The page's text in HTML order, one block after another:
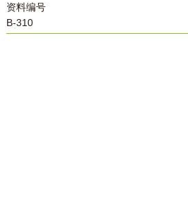
资料编号
B-310